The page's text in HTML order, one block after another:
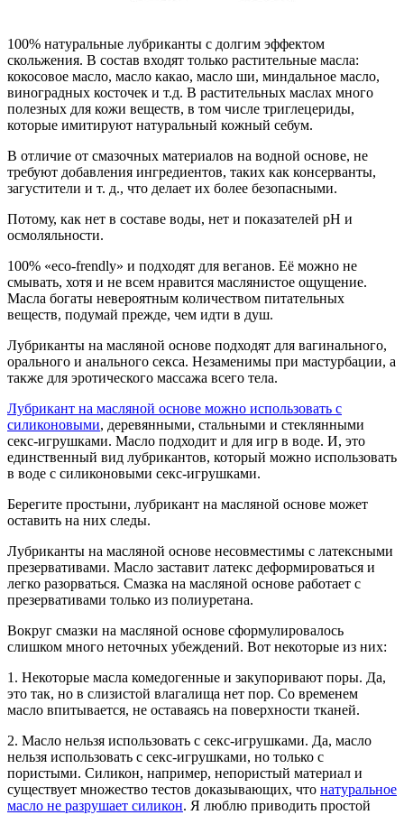
100% натуральные лубриканты с долгим эффектом
скольжения. В состав входят только растительные масла:
кокосовое масло, масло какао, масло ши, миндальное масло,
виноградных косточек и т.д. В растительных маслах много
полезных для кожи веществ, в том числе триглецериды,
которые имитируют натуральный кожный себум.
В отличие от смазочных материалов на водной основе, не
требуют добавления ингредиентов, таких как консерванты,
загустители и т. д., что делает их более безопасными.
Потому, как нет в составе воды, нет и показателей pН и
осмоляльности.
100% «eco-frendly» и подходят для веганов. Её можно не
смывать, хотя и не всем нравится маслянистое ощущение.
Масла богаты невероятным количеством питательных
веществ, подумай прежде, чем идти в душ.
Лубриканты на масляной основе подходят для вагинального,
орального и анального секса. Незаменимы при мастурбации, а
также для эротического массажа всего тела.
Лубрикант на масляной основе можно использовать с
силиконовыми, деревянными, стальными и стеклянными
секс-игрушками. Масло подходит и для игр в воде. И, это
единственный вид лубрикантов, который можно использовать
в воде с силиконовыми секс-игрушками.
Берегите простыни, лубрикант на масляной основе может
оставить на них следы.
Лубриканты на масляной основе несовместимы с латексными
презервативами. Масло заставит латекс деформироваться и
легко разорваться. Смазка на масляной основе работает с
презервативами только из полиуретана.
Вокруг смазки на масляной основе сформулировалось
слишком много неточных убеждений. Вот некоторые из них:
1. Некоторые масла комедогенные и закупоривают поры. Да,
это так, но в слизистой влагалища нет пор. Со временем
масло впитывается, не оставаясь на поверхности тканей.
2. Масло нельзя использовать с секс-игрушками. Да, масло
нельзя использовать с секс-игрушками, но только с
пористыми. Силикон, например, непористый материал и
существует множество тестов доказывающих, что натуральное
масло не разрушает силикон. Я люблю приводить простой